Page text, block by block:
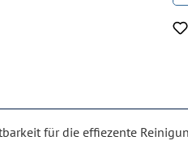
für die effiezente